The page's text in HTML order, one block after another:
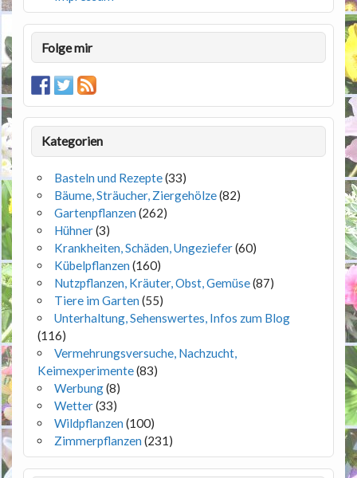
Folge mir
Kategorien
Basteln und Rezepte(33)
Bäume, Sträucher, Ziergehölze(82)
Gartenpflanzen (262)
Hühner(3)
Krankheiten, Schäden, Ungeziefer(60)
Kübelpflanzen (160)
Nutzpflanzen, Kräuter, Obst, Gemüse(87)
Tiere im Garten (55)
Unterhaltung, Sehenswertes, Infos zum Blog
(116)
Vermehrungsversuche, Nachzucht,
Keimexperimente(83)
Werbung(8)
Wetter(33)
Wildpflanzen (100)
Zimmerpflanzen (231)